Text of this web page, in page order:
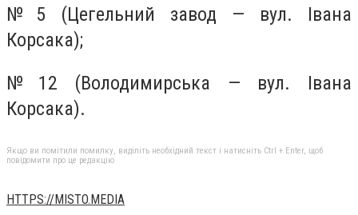
№ 5 (Цегельний завод — вул. Івана
Корсака);
№ 12 (Володимирська — вул. Івана
Корсака).
Якщо ви помітили помилку, виділіть необхідний текст і натисніть Ctrl + Enter, щоб
повідомити про це редакцію
HTTPS://MISTO.MEDIA